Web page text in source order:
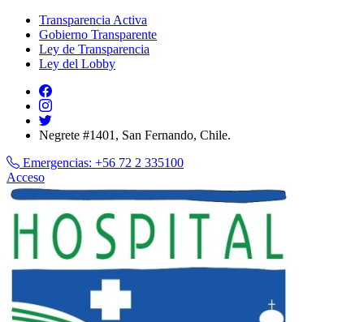
Transparencia Activa
Gobierno Transparente
Ley de Transparencia
Ley del Lobby
Negrete #1401, San Fernando, Chile.
Emergencias: +56 72 2 335100
Acceso